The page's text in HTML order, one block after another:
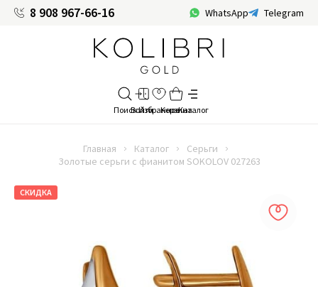
8 908 967-66-16 WhatsApp Telegram
Главная Каталог
Серьги
Золотые серьги с фианитом SOKOLOV 027263
СКИДКА